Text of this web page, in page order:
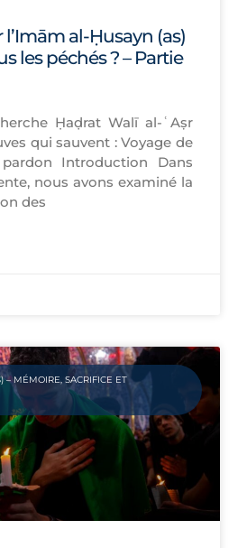
al-Ḥusayn (as)
les péchés ? – Partie
Ḥaḍrat Walī al-ʿAṣr
qui sauvent : Voyage de
Introduction Dans
nous avons examiné la
des
– MÉMOIRE, SACRIFICE ET